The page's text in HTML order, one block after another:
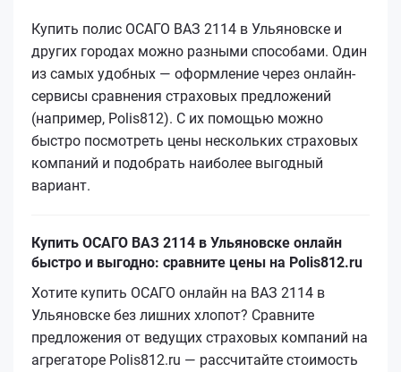
Купить полис ОСАГО ВАЗ 2114 в Ульяновске и
других городах можно разными способами. Один
из самых удобных — оформление через онлайн-
сервисы сравнения страховых предложений
(например, Polis812). С их помощью можно
быстро посмотреть цены нескольких страховых
компаний и подобрать наиболее выгодный
вариант.
Купить ОСАГО ВАЗ 2114 в Ульяновске онлайн
быстро и выгодно: сравните цены на Polis812.ru
Хотите купить ОСАГО онлайн на ВАЗ 2114 в
Ульяновске без лишних хлопот? Сравните
предложения от ведущих страховых компаний на
агрегаторе Polis812.ru — рассчитайте стоимость